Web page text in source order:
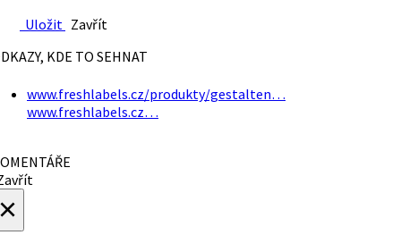
Uložit Zavřít
KDE TO SEHNAT
www.freshlabels.cz/produkty/gestalten…
www.freshlabels.cz…